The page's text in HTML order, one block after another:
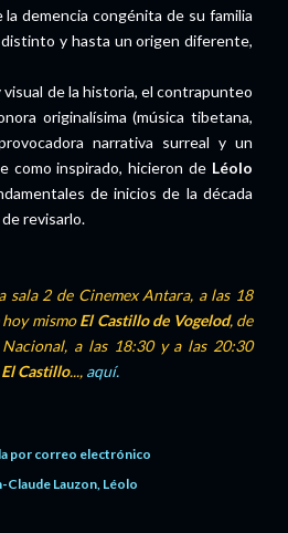
demencia congénita de su familia
y hasta un origen diferente,
de la historia, el contrapunteo
originalísima (música tibetana,
narrativa surreal y un
como inspirado, hicieron de Léolo
de inicios de la década
revisarlo.
sala 2 de Cinemex Antara, a las 18
hoy mismoEl Castillo de Vogelod, de
a las 18:30 y a las 20:30
El Castillo..., aquí.
por correo electrónico
Claude Lauzon Léolo